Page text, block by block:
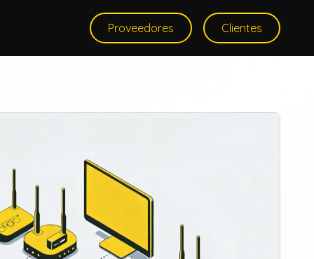
Proveedores Clientes